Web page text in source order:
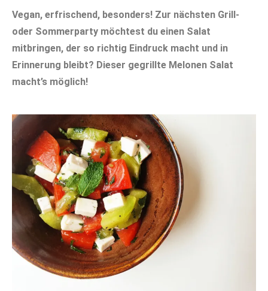
Vegan, erfrischend, besonders! Zur nächsten Grill-
oder Sommerparty möchtest du einen Salat
mitbringen, der so richtig Eindruck macht und in
Erinnerung bleibt? Dieser gegrillte Melonen Salat
macht’s möglich!